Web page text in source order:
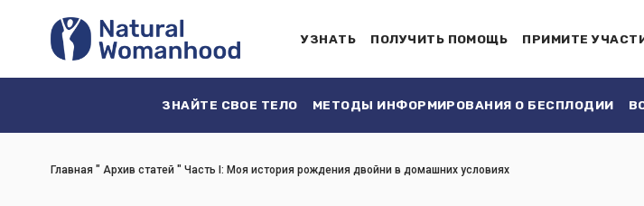
УЗНАТЬ ПОЛУЧИТЬ ПОМОЩЬ ПРИМИТЕ
ЗНАЙТЕ СВОЕ ТЕЛО МЕТОДЫ ИНФОРМИРОВАНИЯ О БЕСПЛОДИИ
Главная " Архив статей " Часть I: Моя история рождения двойни в домашних условиях